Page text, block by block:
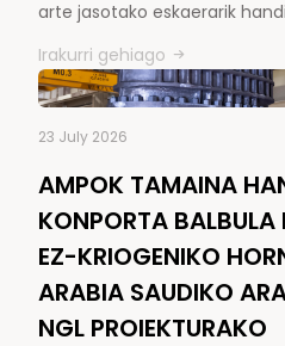
arte jasotako eskaerarik
Irakurri gehiago
23 July 2026
AMPOK TAMAINA
KONPORTA BALBULA
EZ-KRIOGENIKO
ARABIA SAUDIKO
NGL PROIEKTURAKO